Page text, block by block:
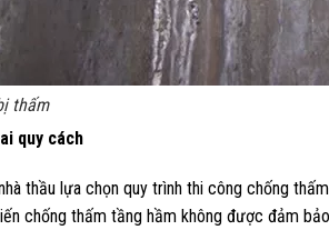
thấm
quy cách
thầu lựa chọn quy trình thi công chống
chống thấm tầng hầm không được đảm